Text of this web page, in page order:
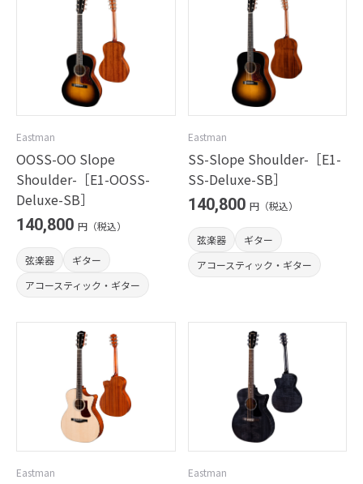
Eastman
OOSS-OO Slope
Shoulder-［E1-OOSS-
Deluxe-SB］
140,800 円（税込）
弦楽器
ギター
アコースティック・ギター
Eastman
SS-Slope Shoulder-［E1-
SS-Deluxe-SB］
140,800 円（税込）
弦楽器
ギター
アコースティック・ギター
Eastman Eastman